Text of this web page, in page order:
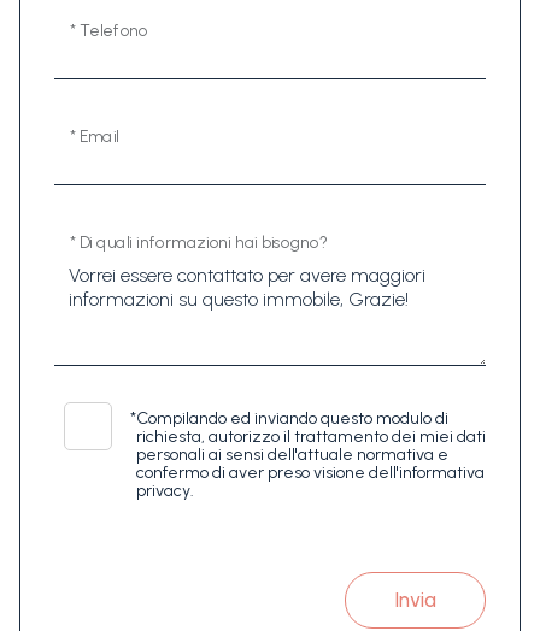
* Telefono
* Email
* Di quali informazioni hai bisogno?
*Compilando ed inviando questo modulo di
richiesta, autorizzo il trattamento dei miei dati
personali ai sensi dell'attuale normativa e
confermo di aver preso visione dell'informativa
privacy.
Invia